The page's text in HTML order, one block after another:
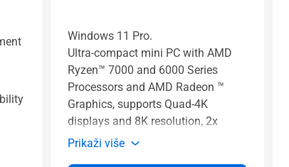
Windows 11 Pro.
Ultra-compact mini PC with AMD
Ryzen™ 7000 and 6000 Series
Processors and AMD Radeon ™
Graphics, supports Quad-4K
displays and 8K resolution, 2x
PCIe® Gen4x4 M.2 NVMe™ SSD,
Prikaži više